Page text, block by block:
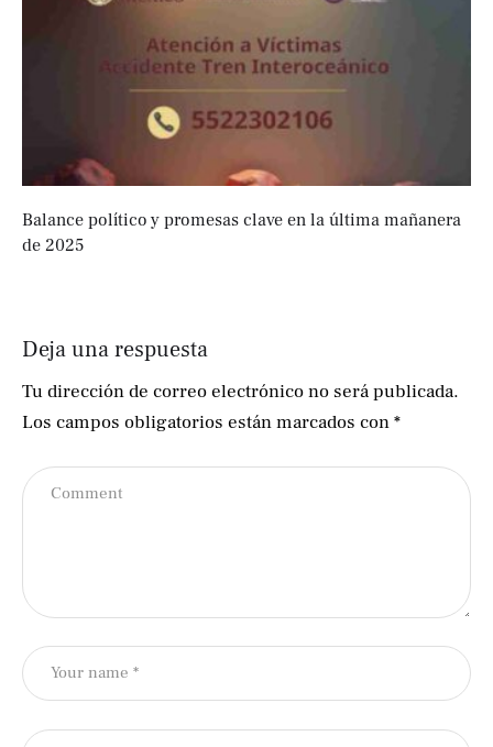
Balance político y promesas clave en la última mañanera
de 2025
Deja una respuesta
Tu dirección de correo electrónico no será publicada.
Los campos obligatorios están marcados con*